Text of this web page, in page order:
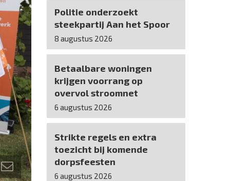
Politie onderzoekt
steekpartij Aan het Spoor
8 augustus 2026
Betaalbare woningen
krijgen voorrang op
overvol stroomnet
6 augustus 2026
Strikte regels en extra
toezicht bij komende
dorpsfeesten
6 augustus 2026